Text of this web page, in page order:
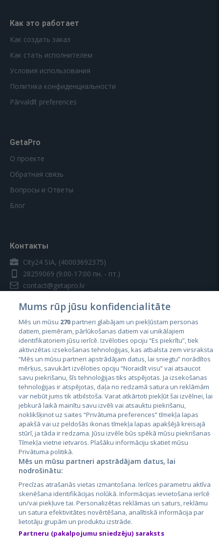
Как это работает
Как создать заказ
Как стать исполнителем
Условия использования
Политика конфиденциальности
Pārvaldīt preferences
GetaPro
О проекте
Обратная связь
Вопросы и Ответы
Блог
Контакты
City24 SIA, (40003692375)
28259069 (9:00-17:00 пн. - пт.)
contact@getapro.lv
Страны
Эстония
Латвия
Литва
City24.lv
City24.ee
GetaPro.lv
GetaPro.ee
Skelbiu.lt
Autoplius.lt
CVbankas.lt
Kainos.lt
Paslaugos.lt
auto24.ee
Osta.ee
Mums rūp jūsu konfidencialitāte
Mēs un mūsu 270partneri glabājam un piekļūstam personas
datiem, piemēram, pārlūkošanas datiem vai unikālajiem
identifikatoriem jūsu ierīcē. Izvēloties opciju “Es piekrītu”, tiek
aktivizētas izsekošanas tehnoloģijas, kas atbalsta zem virsraksta
“Mēs un mūsu partneri apstrādājam datus, lai sniegtu” norādītos
mērķus, savukārt izvēloties opciju “Noraidīt visu” vai atsaucot
savu piekrišanu, šīs tehnoloģijas tiks atspējotas. Ja izsekošanas
tehnoloģijas ir atspējotas, daļa no redzamā satura un reklāmām
var nebūt jums tik atbilstoša. Varat atkārtoti piekļūt šai izvēlnei, lai
jebkurā laikā mainītu savu izvēli vai atsauktu piekrišanu,
noklikšķinot uz saites “Privātuma preferences” tīmekļa lapas
apakšā vai uz peldošās ikonas tīmekļa lapas apakšējā kreisajā
stūrī, ja tāda ir redzama. Jūsu izvēle būs spēkā mūsu piekrišanas
Tīmekļa vietne ietvaros. Plašāku informāciju skatiet mūsu
Privātuma politikā.
Mēs un mūsu partneri apstrādājam datus, lai
nodrošinātu:
Precīzas atrašanās vietas izmantošana. Ierīces parametru aktīva
skenēšana identifikācijas nolūkā. Informācijas ievietošana ierīcē
un/vai piekļuve tai. Personalizētas reklāmas un saturs, reklāmu
un satura efektivitātes novērtēšana, analītiskā informācija par
lietotāju grupām un produktu izstrāde.
Partneru (pakalpojumu sniedzēju) saraksts